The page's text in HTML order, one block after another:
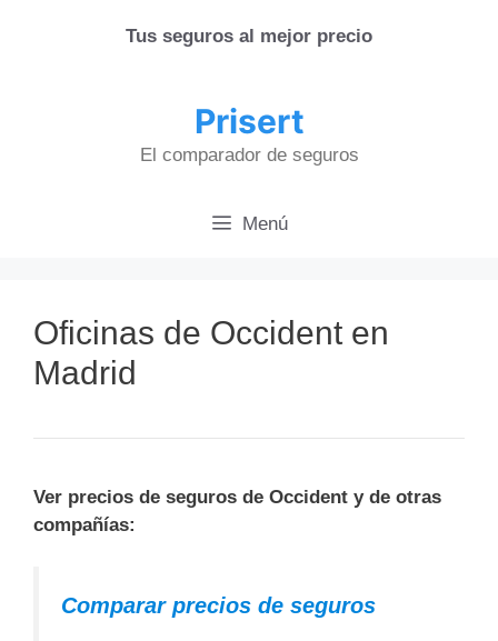
Tus seguros al mejor precio
Prisert
El comparador de seguros
Menú
Oficinas de Occident en
Madrid
Ver precios de seguros de Occident y de otras
compañías:
Comparar precios de seguros